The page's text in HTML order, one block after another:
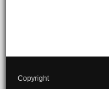
Copyright